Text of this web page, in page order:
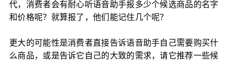
代，消费者会有耐心听语音助手报多少个候选商品的名字
和价格呢？就算报了，他们能记住几个呢？
更大的可能性是消费者直接告诉语音助手自己需要购买什
么商品，或是告诉它自己的大致的需求，请它推荐一些候